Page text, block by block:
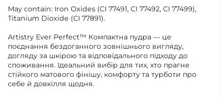
May contain: Iron Oxides (CI 77491, CI 77492, CI 77499),
Titanium Dioxide (CI 77891).
Artistry Ever Perfect™ Компактна пудра — це
поєднання бездоганного зовнішнього вигляду,
догляду за шкірою та відповідального підходу до
споживання. Ідеальний вибір для тих, хто прагне
стійкого матового фінішу, комфорту та турботи про
себе й довкілля щодня.